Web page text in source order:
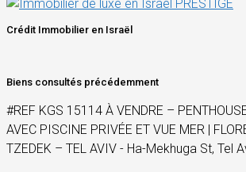
Crédit Immobilier en Israël
Biens consultés précédemment
#REF KGS 15114 À VENDRE –
AVEC PISCINE PRIVÉE ET VUE MER |
TZEDEK – TEL AVIV - Ha-Mekhuga St, Tel